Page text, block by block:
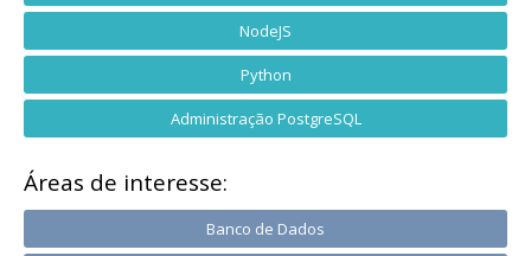
NodeJS
Python
Administração PostgreSQL
Áreas de interesse:
Banco de Dados